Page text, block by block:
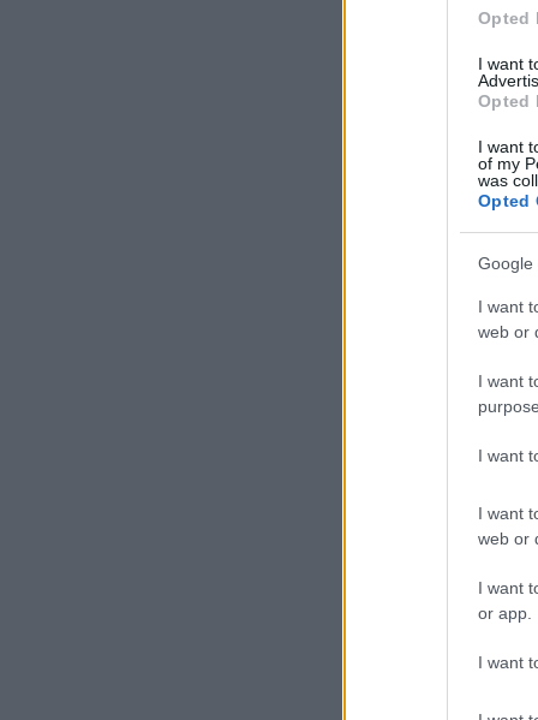
Opted
I want
Opted
I want
of my
was
Opted
Google
I want
web or
I want
I want
I want
web or
I want
or app.
I want